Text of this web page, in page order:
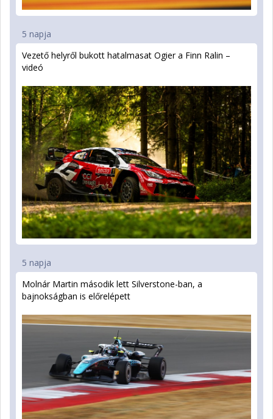
5 napja
Vezető helyről bukott hatalmasat Ogier a Finn Ralin –
videó
5 napja
Molnár Martin második lett Silverstone-ban, a
bajnokságban is előrelépett